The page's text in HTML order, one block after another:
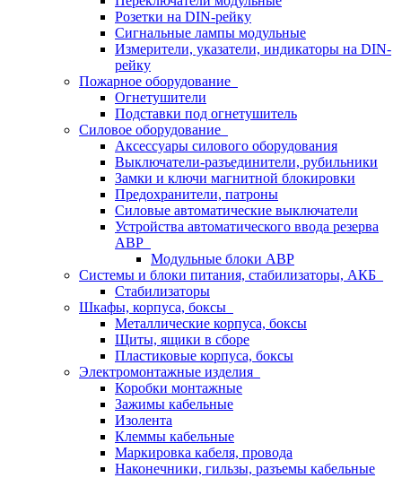
Розетки на DIN-рейку
Сигнальные лампы модульные
Измерители, указатели, индикаторы на DIN-
рейку
Пожарное оборудование
Огнетушители
Подставки под огнетушитель
Силовое оборудование
Аксессуары силового оборудования
Выключатели-разъединители, рубильники
Замки и ключи магнитной блокировки
Предохранители, патроны
Силовые автоматические выключатели
Устройства автоматического ввода резерва
АВР
Модульные блоки АВР
Системы и блоки питания, стабилизаторы, АКБ
Стабилизаторы
Шкафы, корпуса, боксы
Металлические корпуса, боксы
Щиты, ящики в сборе
Пластиковые корпуса, боксы
Электромонтажные изделия
Коробки монтажные
Зажимы кабельные
Изолента
Клеммы кабельные
Маркировка кабеля, провода
Наконечники, гильзы, разъемы кабельные